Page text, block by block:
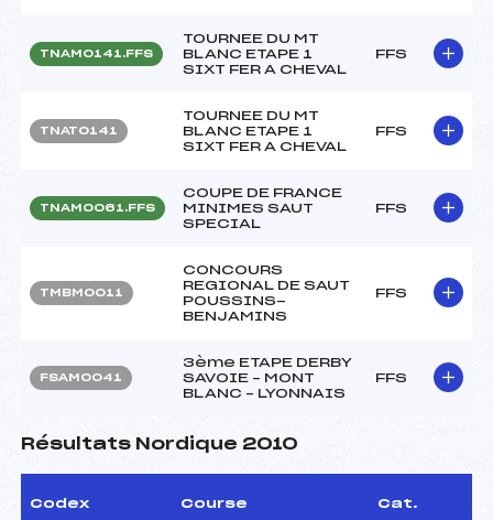
TNAM0141.FFS
TOURNEE DU MT
BLANC ETAPE 1
SIXT FER A CHEVAL
FFS
TNAT0141
TOURNEE DU MT
BLANC ETAPE 1
SIXT FER A CHEVAL
FFS
TNAM0061.FFS
COUPE DE FRANCE
MINIMES SAUT
SPECIAL
FFS
TMBM0011
CONCOURS
REGIONAL DE SAUT
POUSSINS-
BENJAMINS
FFS
FSAM0041
3ème ETAPE DERBY
SAVOIE – MONT
BLANC – LYONNAIS
FFS
Résultats Nordique 2010
Codex Course Cat.